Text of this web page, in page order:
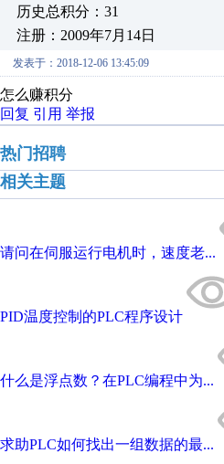
历史总积分：31
注册：2009年7月14日
发表于：2018-12-06 13:45:09
怎么赚积分
回复 引用 举报
热门招聘
相关主题
请问在伺服运行电机时，速度老...
PID温度控制的PLC程序设计
什么是浮点数？在PLC编程中为...
求助PLC如何找出一组数据的最...